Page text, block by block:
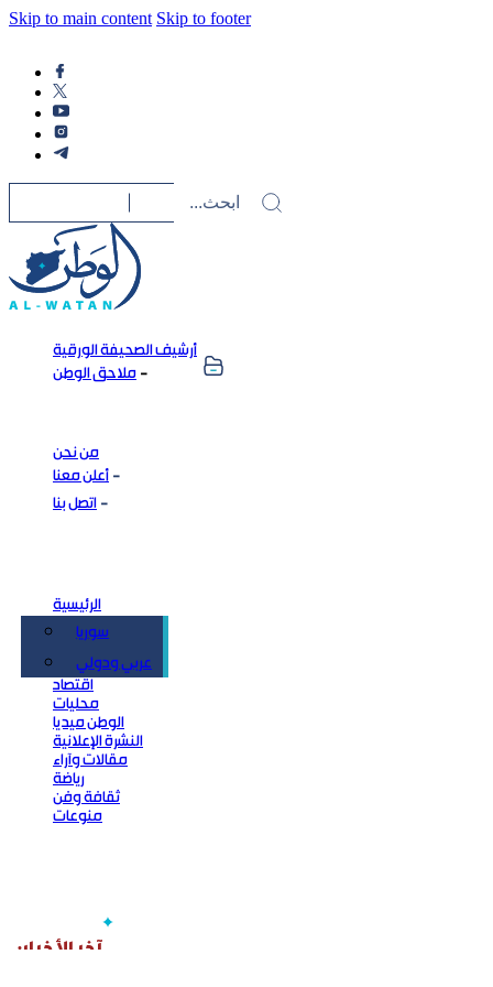
Skip to main content Skip to footer
أرشيف الصحيفة الورقية
ملاحق الوطن
من نحن
أعلن معنا
اتصل بنا
الرئيسية
سوريا
عربي ودولي
اقتصاد
محليات
الوطن ميديا
النشرة الإعلانية
مقالات وآراء
رياضة
ثقافة وفن
منوعات